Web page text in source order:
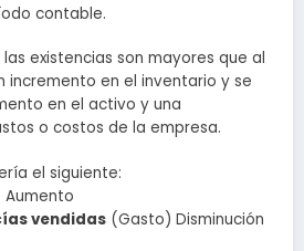
contable.
existencias son mayores que al
incremento en el inventario y se
en el activo y una
o costos de la empresa.
el siguiente:
vendidas (Gasto) Disminución